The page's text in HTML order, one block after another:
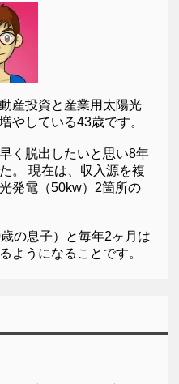
産投資と産業用太陽光
やしている43歳です。
く脱出したいと思い8年
。 現在は、収入源を複
発電（50kw）2箇所の
の息子）と毎年2ヶ月は
ようになることです。